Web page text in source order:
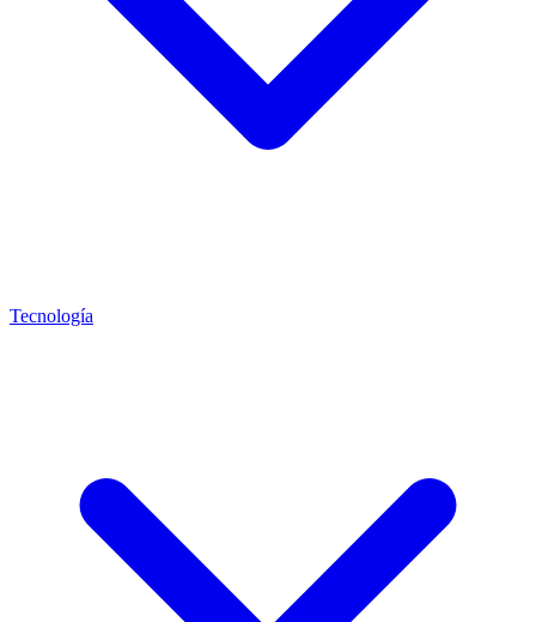
Tecnología